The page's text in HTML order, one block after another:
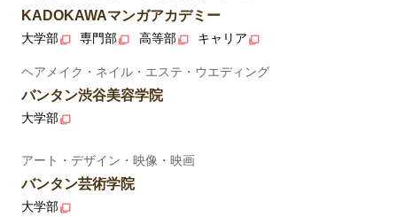
KADOKAWAマンガアカデミー
大学部 専門部 高等部 キャリア
ヘアメイク・ネイル・エステ・ウエディング
バンタン渋谷美容学院
大学部
アート・デザイン・映像・映画
バンタン芸術学院
大学部